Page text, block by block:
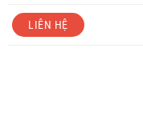
LIÊN HỆ